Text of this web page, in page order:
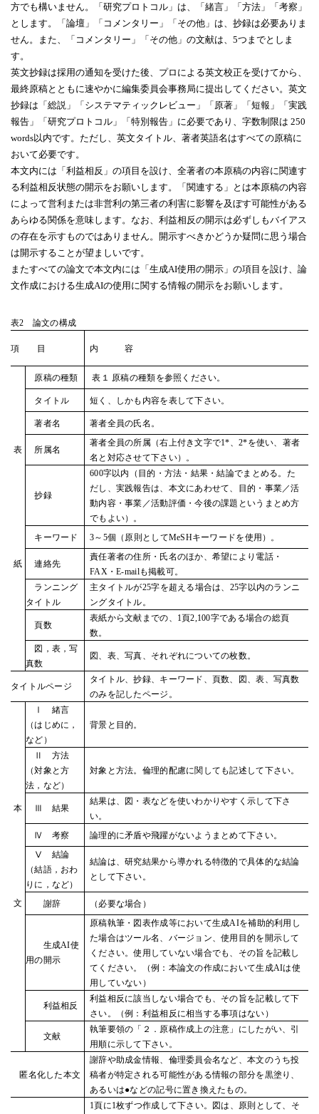
方でも構いません。「研究プロトコル」は、「緒言」「方法」「考察」
とします。「論壇」「コメンタリー」「その他」は、抄録は必要ありま
せん。また、「コメンタリー」「その他」の文献は、 5つまでとしま
す。
英文抄録は採用の通知を受けた後、プロによる英文校正を受けてから、
最終原稿とともに速やかに編集委員会事務局に提出してください。英文
抄録は「総説」「システマティックレビュー」「原著」「短報」「実践
報告」「研究プロトコル」「特別報告」に必要であり、字数制限は 250
words以内です。ただし、英文タイトル、著者英語名はすべての原稿に
おいて必要です。
本文内には「利益相反」の項目を設け、全著者の本原稿の内容に関連す
る利益相反状態の開示をお願いします。「関連する」とは本原稿の内容
によって営利または非営利の第三者の利害に影響を及ぼす可能性がある
あらゆる関係を意味します。なお、利益相反の開示は必ずしもバイアス
の存在を示すものではありません。開示すべきかどうか疑問に思う場合
は開示することが望ましいです。
またすべての論文で本文内には「生成AI使用の開示」の項目を設け、論
文作成における生成AIの使用に関する情報の開示をお願いします。
表2 論文の構成
項 目 内 容
原稿の種類 表１ 原稿の種類を参照ください。
タイトル 短く、しかも内容を表して下さい。
著者名 著者全員の氏名。
表 所属名
著者全員の所属（右上付き文字で1*、2*を使い、著者
名と対応させて下さい）。
抄録
600字以内（目的・方法・結果・結論でまとめる。た
だし、実践報告は、本文にあわせて、目的・事業／活
動内容・事業／活動評価・今後の課題というまとめ方
でもよい）。
キーワード
3～5個（原則としてMeSHキーワードを使用）。
紙 連絡先
責任著者の住所・氏名のほか、希望により電話・
FAX・E-mailも掲載可。
ランニング
タイトル
主タイトルが25字を超える場合は、25字以内のランニ
ングタイトル。
頁数
表紙から文献までの、1頁2,100字である場合の総頁
数。
図，表，写
真数
図、表、写真、それぞれについての枚数。
タイトルページ
タイトル、抄録、キーワード、頁数、図、表、写真数
のみを記したページ。
Ⅰ 緒言
（はじめに，
など）
背景と目的。
Ⅱ 方法
（対象と方
法，など）
対象と方法。倫理的配慮に関しても記述して下さい。
本 Ⅲ 結果
結果は、図・表などを使いわかりやすく示して下さ
い。
Ⅳ 考察
論理的に矛盾や飛躍がないようまとめて下さい。
Ⅴ 結論
（結語，おわ
りに，など）
結論は、研究結果から導かれる特徴的で具体的な結論
として下さい。
文 謝辞 （必要な場合）
生成AI使
用の開示
原稿執筆・図表作成等において生成AIを補助的利用し
た場合はツール名、バージョン、使用目的を開示して
ください。使用していない場合でも、その旨を記載し
てください。（例：本論文の作成において生成AIは使
用していない）
利益相反
利益相反に該当しない場合でも、その旨を記載して下
さい。（例：利益相反に相当する事項はない）
文献
執筆要領の「２．原稿作成上の注意」にしたがい、引
用順に示して下さい。
匿名化した本文
謝辞や助成金情報、倫理委員会名など、本文のうち投
稿者が特定される可能性がある情報の部分を黒塗り、
あるいは●などの記号に置き換えたもの。
1頁に1枚ずつ作成して下さい。図は、原則として、そ